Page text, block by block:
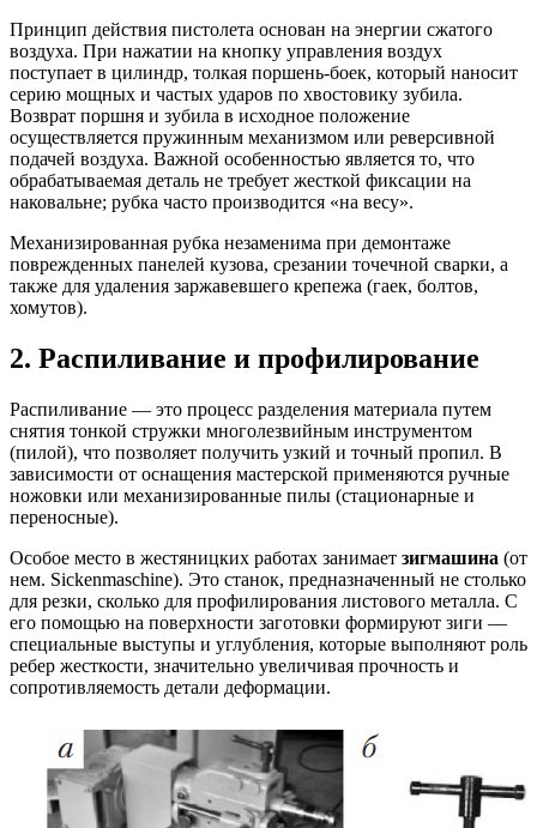
Принцип действия пистолета основан на энергии сжатого
воздуха. При нажатии на кнопку управления воздух
поступает в цилиндр, толкая поршень-боек, который наносит
серию мощных и частых ударов по хвостовику зубила.
Возврат поршня и зубила в исходное положение
осуществляется пружинным механизмом или реверсивной
подачей воздуха. Важной особенностью является то, что
обрабатываемая деталь не требует жесткой фиксации на
наковальне; рубка часто производится «на весу».
Механизированная рубка незаменима при демонтаже
поврежденных панелей кузова, срезании точечной сварки, а
также для удаления заржавевшего крепежа (гаек, болтов,
хомутов).
2. Распиливание и профилирование
Распиливание — это процесс разделения материала путем
снятия тонкой стружки многолезвийным инструментом
(пилой), что позволяет получить узкий и точный пропил. В
зависимости от оснащения мастерской применяются ручные
ножовки или механизированные пилы (стационарные и
переносные).
Особое место в жестяницких работах занимает зигмашина (от
нем. Sickenmaschine). Это станок, предназначенный не столько
для резки, сколько для профилирования листового металла. С
его помощью на поверхности заготовки формируют зиги —
специальные выступы и углубления, которые выполняют роль
ребер жесткости, значительно увеличивая прочность и
сопротивляемость детали деформации.